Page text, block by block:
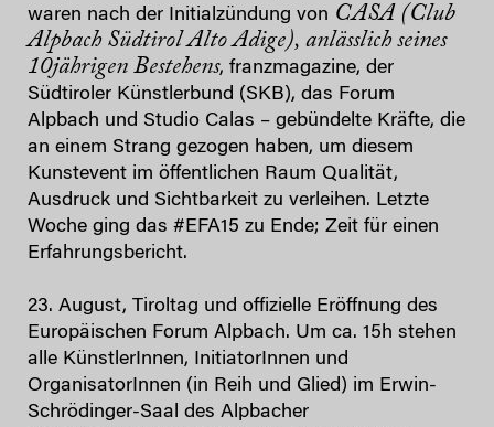
waren nach der Initialzündung von CASA (Club
Alpbach Südtirol Alto Adige), anlässlich seines
10jährigen Bestehens, franzmagazine, der
Südtiroler Künstlerbund (SKB), das Forum
Alpbach und Studio Calas – gebündelte Kräfte, die
an einem Strang gezogen haben, um diesem
Kunstevent im öffentlichen Raum Qualität,
Ausdruck und Sichtbarkeit zu verleihen. Letzte
Woche ging das #EFA15 zu Ende; Zeit für einen
Erfahrungsbericht.
23. August, Tiroltag und offizielle Eröffnung des
Europäischen Forum Alpbach. Um ca. 15h stehen
alle KünstlerInnen, InitiatorInnen und
OrganisatorInnen (in Reih und Glied) im Erwin-
Schrödinger-Saal des Alpbacher